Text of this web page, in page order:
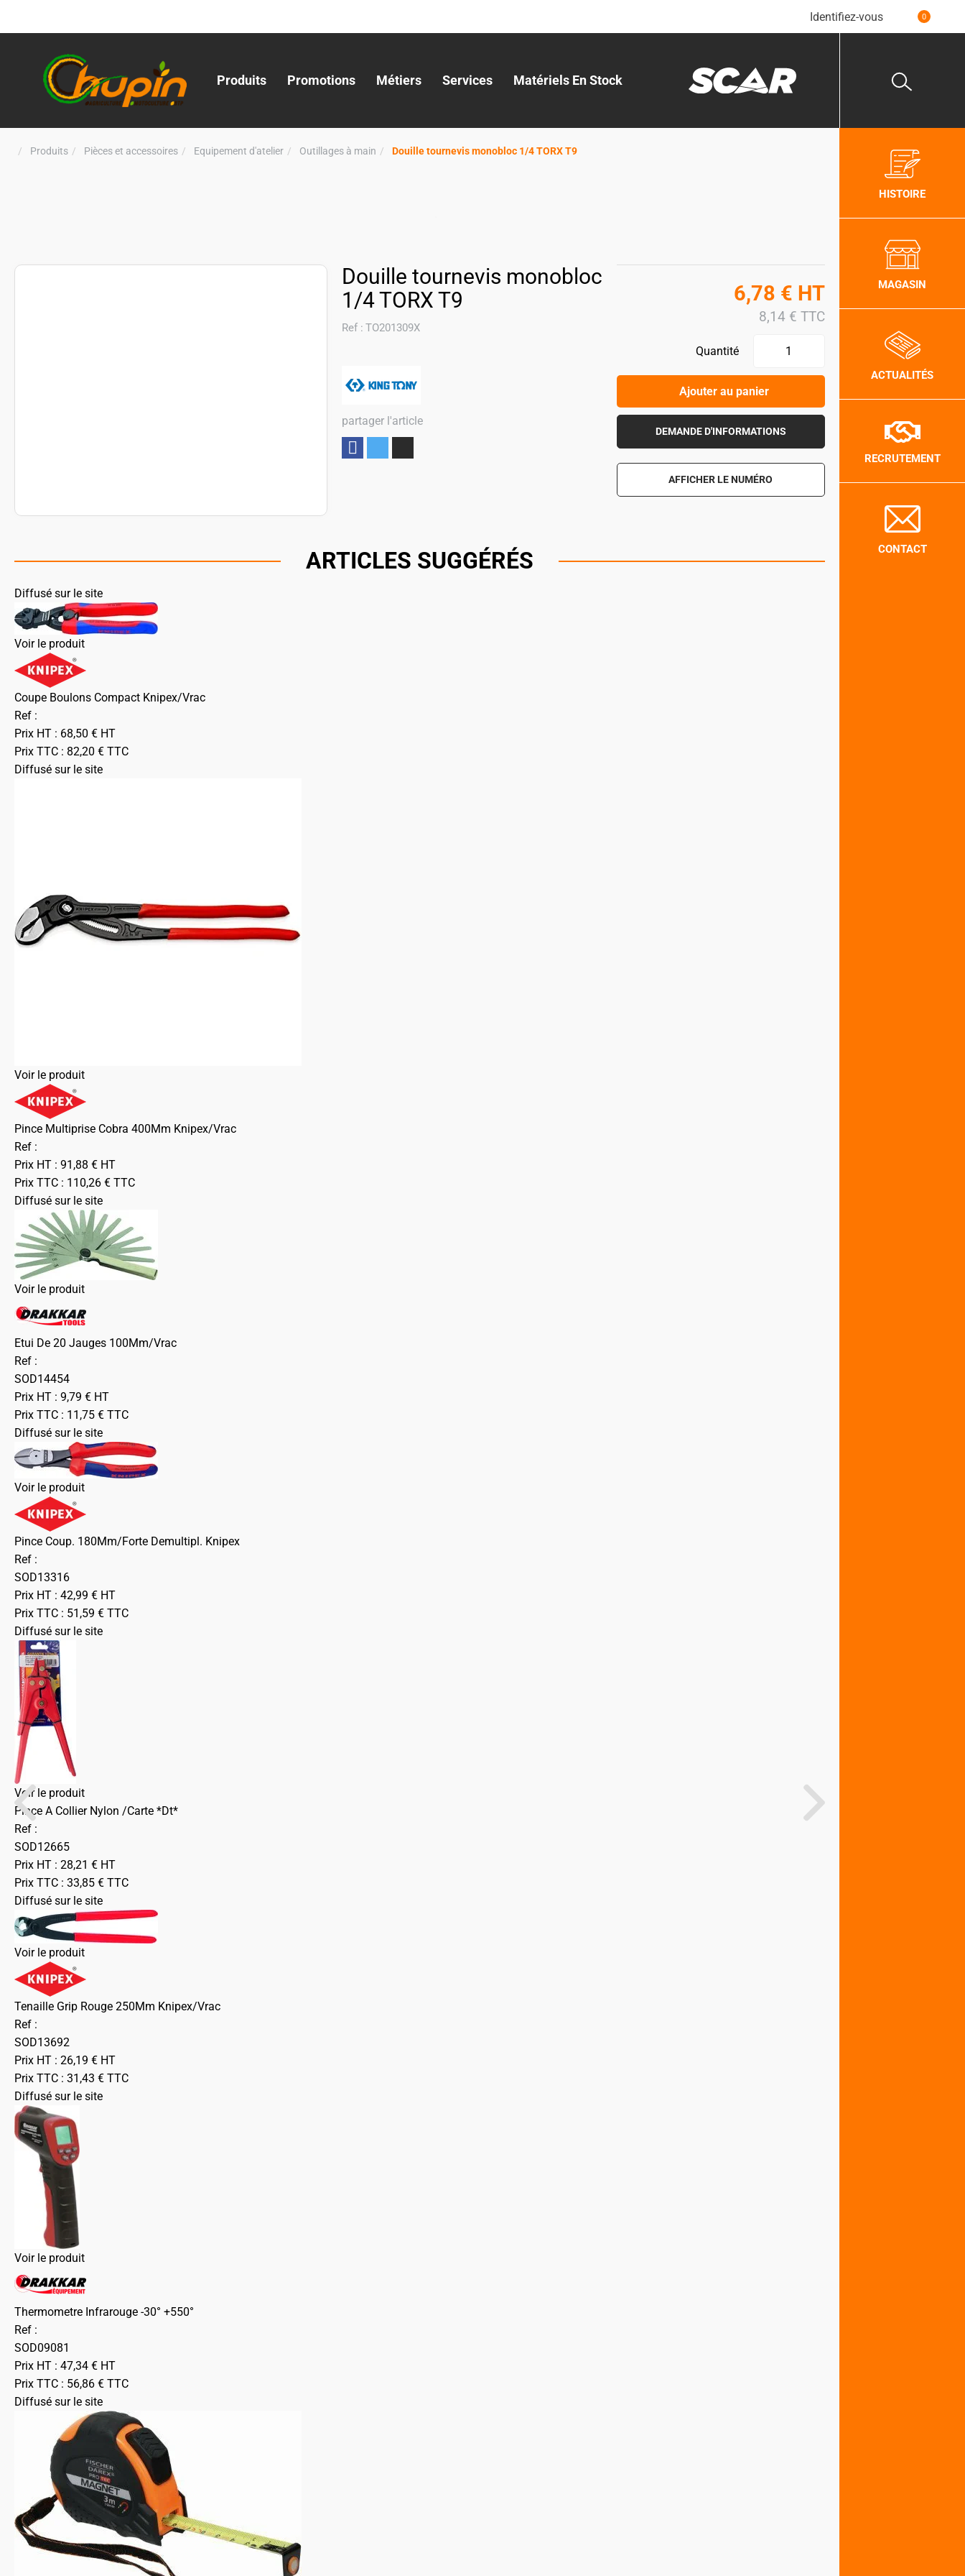
Identifiez-vous 0
Produits Promotions Métiers Services Matériels En Stock
Produits Pièces et accessoires Equipement d'atelier Outillages à main Douille tournevis monobloc 1/4 TORX T9
Douille tournevis monobloc
1/4 TORX T9
Ref : TO201309X
partager l'article
6,78 € HT
8,14 € TTC
Quantité
Ajouter au panier
DEMANDE D'INFORMATIONS
AFFICHER LE NUMÉRO
ARTICLES SUGGÉRÉS
Diffusé sur le site
Voir le produit
Coupe Boulons Compact Knipex/Vrac
Ref :
Prix HT : 68,50 € HT
Prix TTC : 82,20 € TTC
Diffusé sur le site
Voir le produit
Pince Multiprise Cobra 400Mm Knipex/Vrac
Ref :
Prix HT : 91,88 € HT
Prix TTC : 110,26 € TTC
Diffusé sur le site
Voir le produit
Etui De 20 Jauges 100Mm/Vrac
Ref :
SOD14454
Prix HT : 9,79 € HT
Prix TTC : 11,75 € TTC
Diffusé sur le site
Voir le produit
Pince Coup. 180Mm/Forte Demultipl. Knipex
Ref :
SOD13316
Prix HT : 42,99 € HT
Prix TTC : 51,59 € TTC
Diffusé sur le site
Voir le produit
Pince A Collier Nylon /Carte *Dt*
Ref :
SOD12665
Prix HT : 28,21 € HT
Prix TTC : 33,85 € TTC
Diffusé sur le site
Voir le produit
Tenaille Grip Rouge 250Mm Knipex/Vrac
Ref :
SOD13692
Prix HT : 26,19 € HT
Prix TTC : 31,43 € TTC
Diffusé sur le site
Voir le produit
Thermometre Infrarouge -30° +550°
Ref :
SOD09081
Prix HT : 47,34 € HT
Prix TTC : 56,86 € TTC
Diffusé sur le site
HISTOIRE
MAGASIN
ACTUALITÉS
RECRUTEMENT
CONTACT